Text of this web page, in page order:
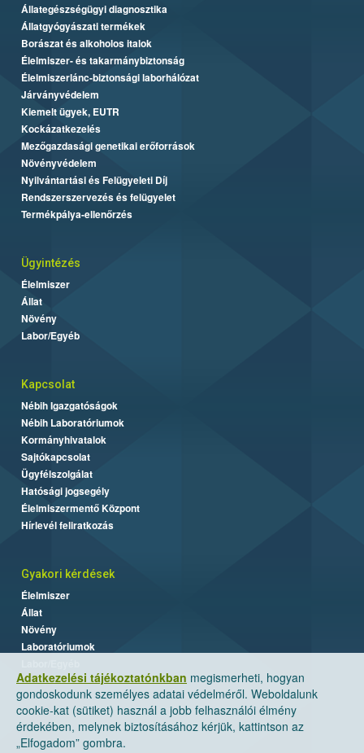
Adatkezelési tájékoztatónkban megismerheti, hogyan
gondoskodunk személyes adatai védelméről. Weboldalunk
cookie-kat (sütiket) használ a jobb felhasználói élmény
érdekében, melynek biztosításához kérjük, kattintson az
„Elfogadom” gombra.
Állategészségügyi diagnosztika
Állatgyógyászati termékek
Borászat és alkoholos italok
Élelmiszer- és takarmánybiztonság
Élelmiszerlánc-biztonsági laborhálózat
Járványvédelem
Kiemelt ügyek, EUTR
Kockázatkezelés
Mezőgazdasági genetikai erőforrások
Növényvédelem
Nyilvántartási és Felügyeleti Díj
Rendszerszervezés és felügyelet
Termékpálya-ellenőrzés
Ügyintézés
Élelmiszer
Állat
Növény
Labor/Egyéb
Kapcsolat
Nébih Igazgatóságok
Nébih Laboratóriumok
Kormányhivatalok
Sajtókapcsolat
Ügyfélszolgálat
Hatósági jogsegély
Élelmiszermentő Központ
Hírlevél feliratkozás
Gyakori kérdések
Élelmiszer
Állat
Növény
Laboratóriumok